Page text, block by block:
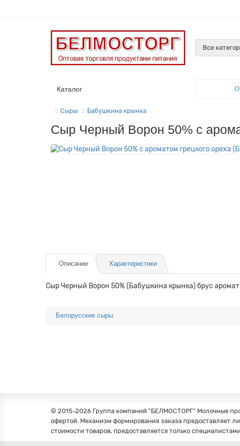
Все
Каталог О
Сыры Бабушкина крынка
Сыр Черный Ворон 50% с
Описание Характеристики
Сыр Черный Ворон 50% (Бабушкина крынка) брус аромат
Белорусские сыры
© 2015-2026 Группа компаний "БЕЛМОСТОРГ" Молочные
офертой. Механизм формирования заказа предоставляет
стоимости товаров, предоставляется только